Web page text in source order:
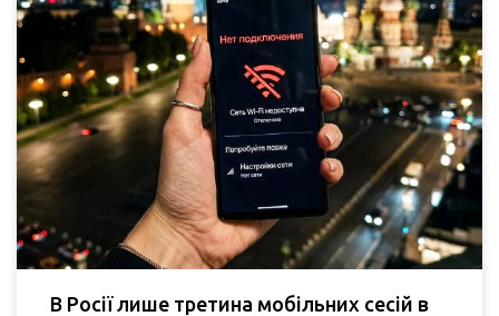
В Росії лише третина мобільних сесій в